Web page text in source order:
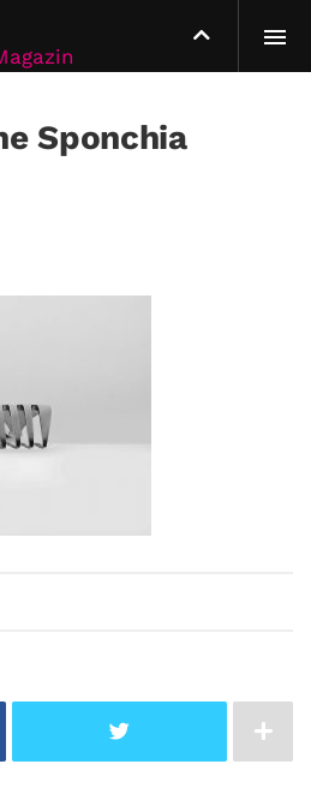
Sponchia